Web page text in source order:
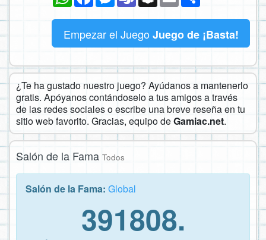
Empezar el Juego Juego de ¡Basta!
¿Te ha gustado nuestro juego? Ayúdanos a mantenerlo
gratis. Apóyanos contándoselo a tus amigos a través
de las redes sociales o escribe una breve reseña en tu
sitio web favorito. Gracias, equipo deGamiac.net.
Salón de la Fama Todos
Salón de la Fama: Global
391808.